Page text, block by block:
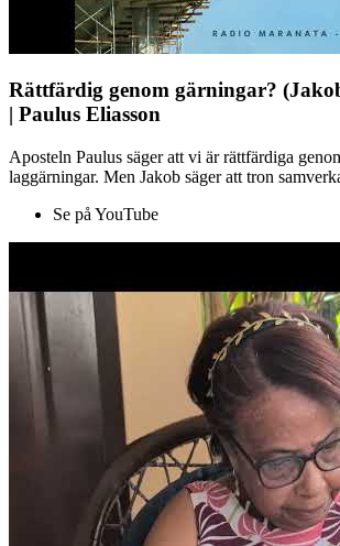
Rättfärdig genom gärningar?
| Paulus Eliasson
Aposteln Paulus säger att vi är rättfärdiga
laggärningar. Men Jakob säger att tron
Se på YouTube